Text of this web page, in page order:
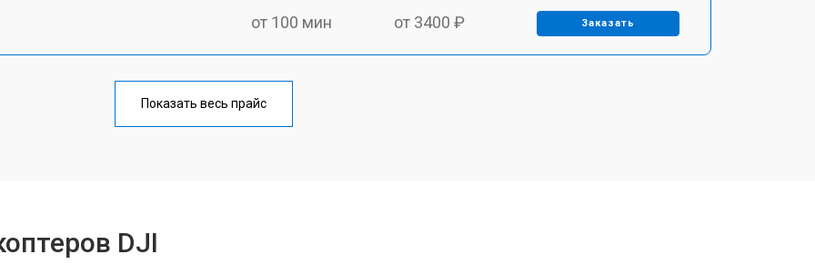
от 100 мин от 3400 ₽ Заказать
от 60 мин
Показать весь прайс
DJI